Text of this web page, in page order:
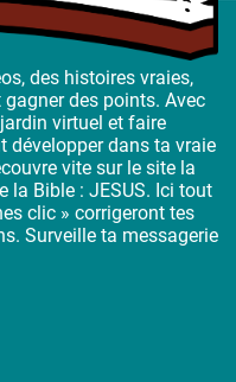
des histoires vraies,
des points. Avec
virtuel et faire
développer dans ta vraie
vite sur le site la
la Bible : JESUS. Ici tout
clic » corrigeront tes
Surveille ta messagerie